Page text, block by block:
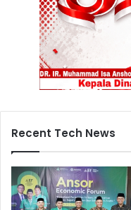
Recent Tech News